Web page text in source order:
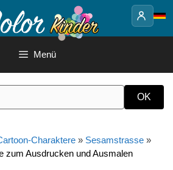
Menü
Charaktere » Sesamstrasse »
zum Ausdrucken und Ausmalen